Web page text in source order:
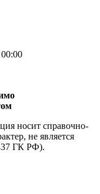
носит справочно-
не является
ГК РФ).